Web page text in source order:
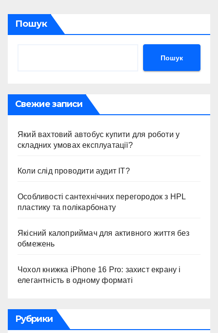
Пошук
Пошук
Свежие записи
Який вахтовий автобус купити для роботи у
складних умовах експлуатації?
Коли слід проводити аудит ІТ?
Особливості сантехнічних перегородок з HPL
пластику та полікарбонату
Якісний калоприймач для активного життя без
обмежень
Чохол книжка iPhone 16 Pro: захист екрану і
елегантність в одному форматі
Рубрики